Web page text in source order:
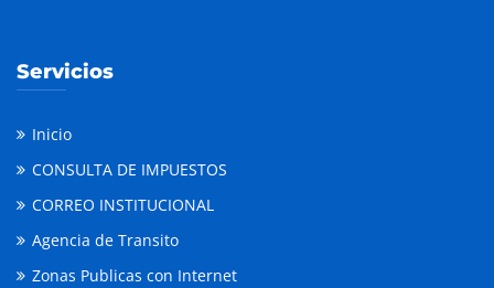
Servicios
Inicio
CONSULTA DE IMPUESTOS
CORREO INSTITUCIONAL
Agencia de Transito
Zonas Publicas con Internet